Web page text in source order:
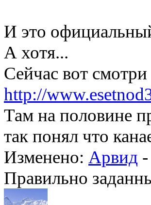
И это
А хотя...
Сейчас вот
http://
Там на половине
так понял что
Изменено: Арвид -
Правильно